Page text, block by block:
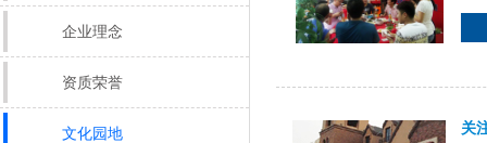
企业理念
资质荣誉
文化园地 关